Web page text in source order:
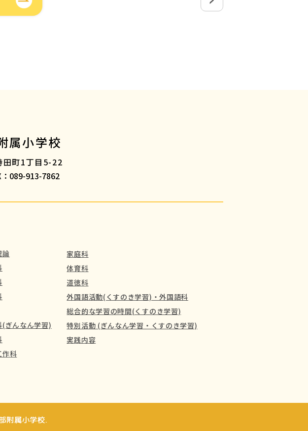
属小学校
田町1丁目5-22
：089-913-7862
論
(ぎんなん学習)
作科
家庭科
体育科
道徳科
外国語活動(くすのき学習)・外国語科
総合的な学習の時間(くすのき学習)
特別活動 (ぎんなん学習・くすのき学習)
実践内容
附属小学校.